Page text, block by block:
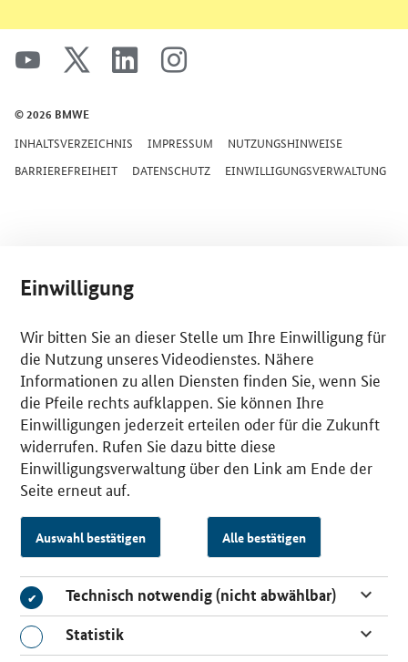
SrOnlyServicemenü
youtube linkedin instagram
© 2026 BMWE
INHALTSVERZEICHNIS IMPRESSUM
NUTZUNGSHINWEISE
BARRIEREFREIHEIT
DATENSCHUTZ EINWILLIGUNGSVERWALTUNG
Einwilligung
Wir bitten Sie an dieser Stelle um Ihre Einwilligung für
die Nutzung unseres Videodienstes. Nähere
Informationen zu allen Diensten finden Sie, wenn Sie
die Pfeile rechts aufklappen. Sie können Ihre
Einwilligungen jederzeit erteilen oder für die Zukunft
widerrufen. Rufen Sie dazu bitte diese
Einwilligungsverwaltung über den Link am Ende der
Seite erneut auf.
Auswahl bestätigen Alle bestätigen
Technisch notwendig (nicht abwählbar)
Technisch notwendig (nicht abwählbar)
Statistik
Statistik